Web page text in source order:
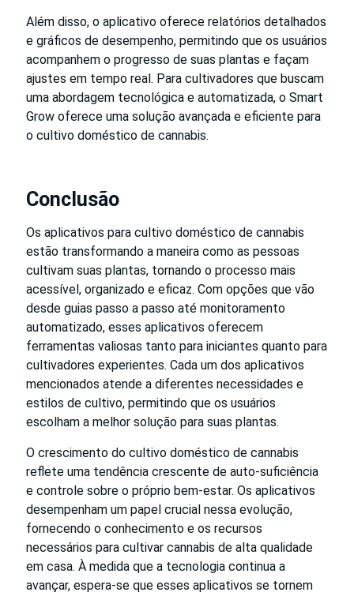
Além disso, o aplicativo oferece relatórios detalhados
e gráficos de desempenho, permitindo que os usuários
acompanhem o progresso de suas plantas e façam
ajustes em tempo real. Para cultivadores que buscam
uma abordagem tecnológica e automatizada, o Smart
Grow oferece uma solução avançada e eficiente para
o cultivo doméstico de cannabis.
Conclusão
Os aplicativos para cultivo doméstico de cannabis
estão transformando a maneira como as pessoas
cultivam suas plantas, tornando o processo mais
acessível, organizado e eficaz. Com opções que vão
desde guias passo a passo até monitoramento
automatizado, esses aplicativos oferecem
ferramentas valiosas tanto para iniciantes quanto para
cultivadores experientes. Cada um dos aplicativos
mencionados atende a diferentes necessidades e
estilos de cultivo, permitindo que os usuários
escolham a melhor solução para suas plantas.
O crescimento do cultivo doméstico de cannabis
reflete uma tendência crescente de auto-suficiência
e controle sobre o próprio bem-estar. Os aplicativos
desempenham um papel crucial nessa evolução,
fornecendo o conhecimento e os recursos
necessários para cultivar cannabis de alta qualidade
em casa. À medida que a tecnologia continua a
avançar, espera-se que esses aplicativos se tornem